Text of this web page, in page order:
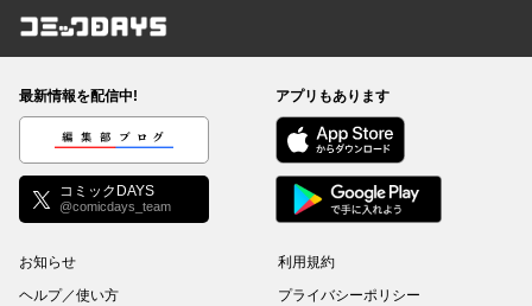
コミックDAYS
最新情報を配信中!
編集部ブログ
コミックDAYS
@comicdays_team
アプリもあります
お知らせ
ヘルプ／使い方
利用規約
プライバシーポリシー